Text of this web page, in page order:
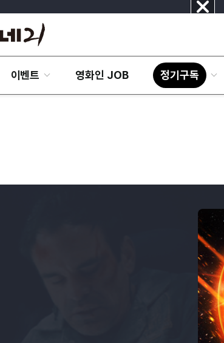
닫
이벤트 영화인 JOB 정기구독